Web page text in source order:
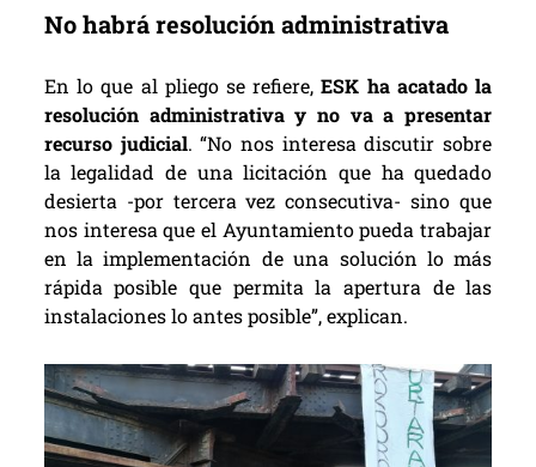
No habrá resolución administrativa
En lo que al pliego se refiere, ESK ha acatado la
resolución administrativa y no va a presentar
recurso judicial. “No nos interesa discutir sobre
la legalidad de una licitación que ha quedado
desierta -por tercera vez consecutiva- sino que
nos interesa que el Ayuntamiento pueda trabajar
en la implementación de una solución lo más
rápida posible que permita la apertura de las
instalaciones lo antes posible”, explican.